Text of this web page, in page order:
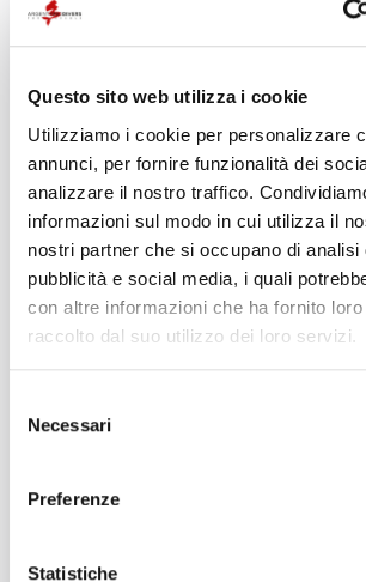
Questo sito web utilizza i cookie
Utilizziamo i cookie per personalizzare
annunci, per fornire funzionalità dei
analizzare il nostro traffico.
informazioni sul modo in cui utilizza il
nostri partner che si occupano di analisi
pubblicità e social media, i quali
con altre informazioni che ha fornito
raccolto dal suo utilizzo dei loro servizi.
delNecessari
Preferenze
Statistiche
Il mistero dell’isola di
21 marzo 2019 – IL MISTERO
ZANARA PERCHÉ IL GRANDE
GERARD DE CREMER, PIÙ
COME GERARDO MERCATORE,
NELLE SUE CARTE
TOSCANO UN’ISOLA CHE LUI
ZANARA, E LA POSIZIONA
TRA L’ISOLA DI GIANNUTRI E
conosciuto […]
tecnica argentario